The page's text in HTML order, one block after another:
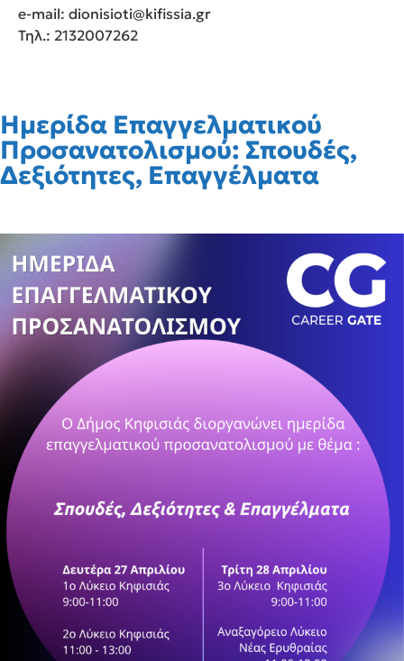
e-mail: dionisioti@kifissia.gr
Τηλ.: 2132007262
Ημερίδα Επαγγελματικού
Προσανατολισμού: Σπουδές,
Δεξιότητες, Επαγγέλματα